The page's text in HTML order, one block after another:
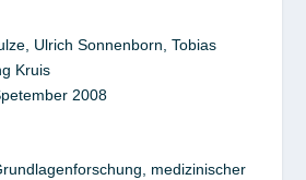
Ulrich Sonnenborn, Tobias
Kruis
2008
medizinischer